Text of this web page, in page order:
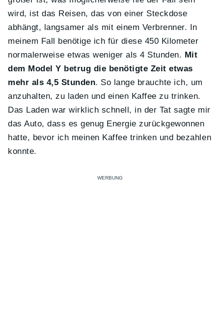
wird, ist das Reisen, das von einer Steckdose
abhängt, langsamer als mit einem Verbrenner. In
meinem Fall benötige ich für diese 450 Kilometer
normalerweise etwas weniger als 4 Stunden. Mit
dem Model Y betrug die benötigte Zeit etwas
mehr als 4,5 Stunden. So lange brauchte ich, um
anzuhalten, zu laden und einen Kaffee zu trinken.
Das Laden war wirklich schnell, in der Tat sagte mir
das Auto, dass es genug Energie zurückgewonnen
hatte, bevor ich meinen Kaffee trinken und bezahlen
konnte.